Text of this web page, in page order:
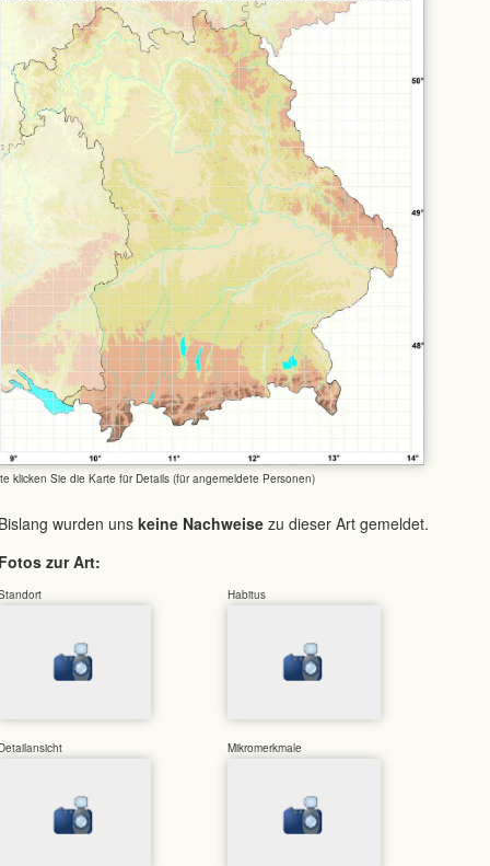
klicken Sie die Karte für Details (für angemeldete Personen)
wurden uns keine Nachweise zu dieser Art gemeldet.
zur Art:
Habitus
Mikromerkmale